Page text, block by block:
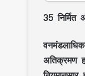
35 निर्मित
अतिक्रमण